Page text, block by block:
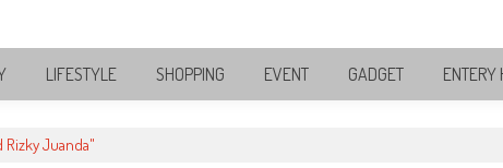
LIFESTYLE SHOPPING EVENT GADGET ENTERY
Rizky Juanda"